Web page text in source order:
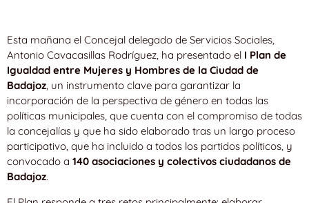
Esta mañana el Concejal delegado de Servicios Sociales,
Antonio Cavacasillas Rodríguez, ha presentado el I Plan de
Igualdad entre Mujeres y Hombres de la Ciudad de
Badajoz, un instrumento clave para garantizar la
incorporación de la perspectiva de género en todas las
políticas municipales, que cuenta con el compromiso de todas
la concejalías y que ha sido elaborado tras un largo proceso
participativo, que ha incluido a todos los partidos políticos, y
convocado a 140 asociaciones y colectivos ciudadanos de
Badajoz.